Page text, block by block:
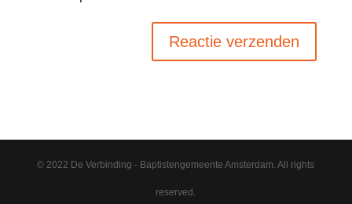
© 2022 De Verbinding - Baptistengemeente Amsterdam. All rights
reserved.